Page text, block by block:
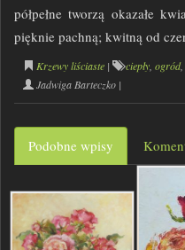
półpełne tworzą okazałe
pięknie pachną; kwitną od
Krzewy liściaste | ciepły, ogród,
Jadwiga Barteczko |
Podobne wpisy